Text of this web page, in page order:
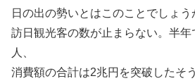
日の出の勢いとはこのことでしょう
訪日観光客の数が止まらない。半
人、
消費額の合計は2兆円を突破したそう